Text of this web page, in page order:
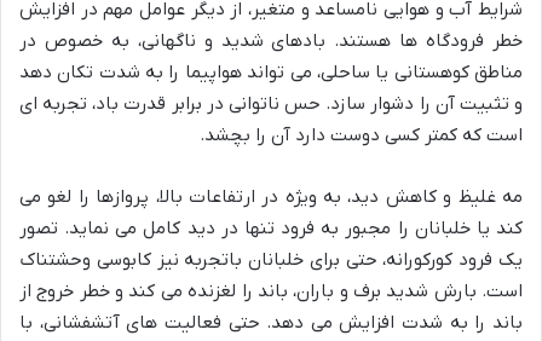
شرایط آب و هوایی نامساعد و متغیر، از دیگر عوامل مهم در افزایش
خطر فرودگاه ها هستند. بادهای شدید و ناگهانی، به خصوص در
مناطق کوهستانی یا ساحلی، می تواند هواپیما را به شدت تکان دهد
و تثبیت آن را دشوار سازد. حس ناتوانی در برابر قدرت باد، تجربه ای
است که کمتر کسی دوست دارد آن را بچشد.
مه غلیظ و کاهش دید، به ویژه در ارتفاعات بالا، پروازها را لغو می
کند یا خلبانان را مجبور به فرود تنها در دید کامل می نماید. تصور
یک فرود کورکورانه، حتی برای خلبانان باتجربه نیز کابوسی وحشتناک
است. بارش شدید برف و باران، باند را لغزنده می کند و خطر خروج از
باند را به شدت افزایش می دهد. حتی فعالیت های آتشفشانی، با